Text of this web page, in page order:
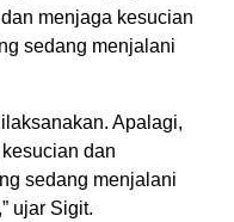
menjaga kesucian
sedang menjalani
Apalagi,
dan
sedang menjalani
ujar Sigit.